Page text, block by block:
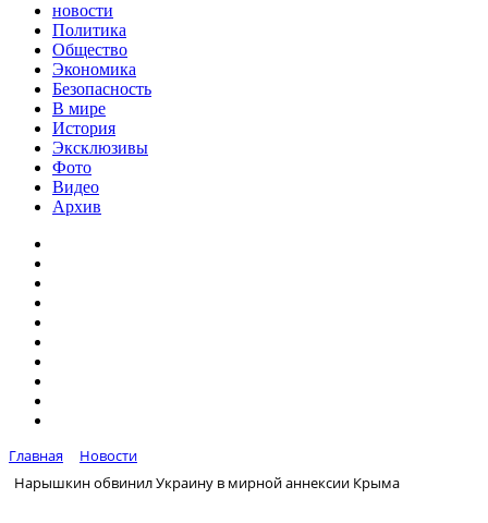
новости
Политика
Общество
Экономика
Безопасность
В мире
История
Эксклюзивы
Фото
Видео
Архив
Главная
Новости
Нарышкин обвинил Украину в мирной аннексии Крыма